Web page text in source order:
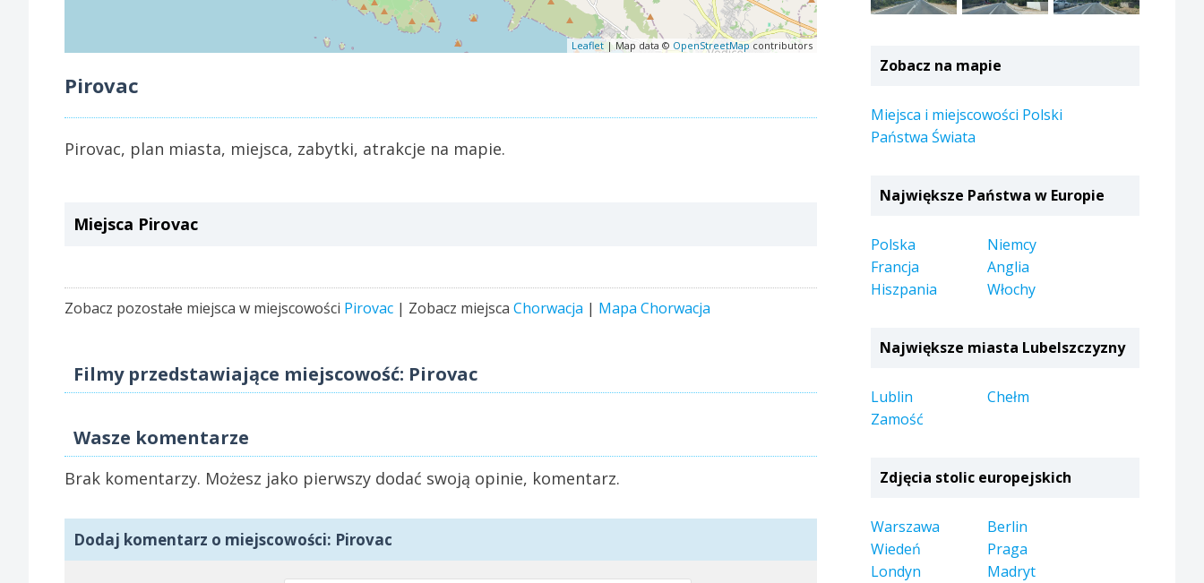
Leaflet | Map data © OpenStreetMapcontributors
Pirovac
Pirovac, plan miasta, miejsca, zabytki, atrakcje na mapie.
Miejsca Pirovac
Zobacz pozostałe miejsca w miejscowości Pirovac | Zobacz miejsca Chorwacja | Mapa Chorwacja
Filmy przedstawiające miejscowość: Pirovac
Wasze komentarze
Brak komentarzy. Możesz jako pierwszy dodać swoją opinie, komentarz.
Dodaj komentarz o miejscowości: Pirovac
Zobacz na mapie
Miejsca i miejscowości Polski
Państwa Świata
Największe Państwa w Europie
Polska
Niemcy
Francja
Anglia
Hiszpania
Włochy
Największe miasta Lubelszczyzny
Lublin
Chełm
Zamość
Zdjęcia stolic europejskich
Warszawa
Berlin
Wiedeń
Praga
Londyn
Madryt